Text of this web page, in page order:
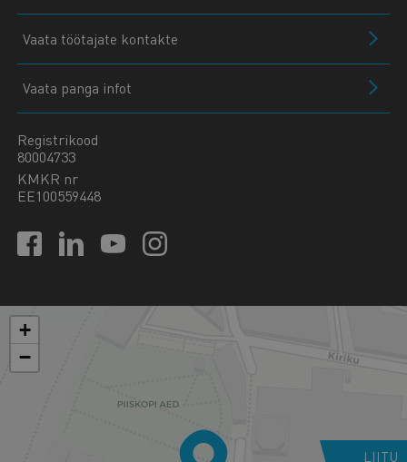
Vaata töötajate kontakte
Vaata panga infot
Registrikood
80004733
KMKR nr
EE100559448
+
−
LIITU